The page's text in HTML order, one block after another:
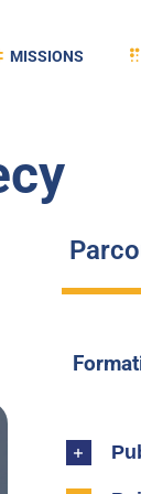
MISSIONS